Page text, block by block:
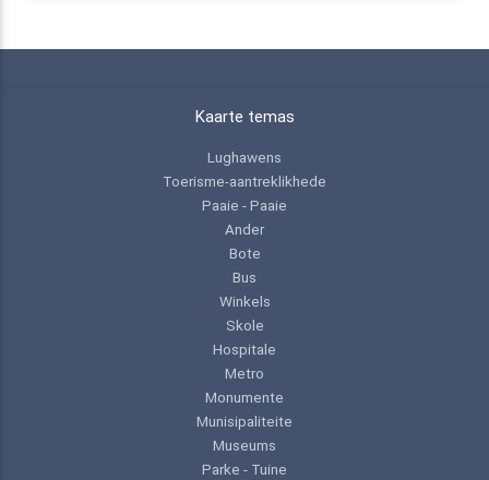
Kaarte temas
Lughawens
Toerisme-aantreklikhede
Paaie - Paaie
Ander
Bote
Bus
Winkels
Skole
Hospitale
Metro
Monumente
Munisipaliteite
Museums
Parke - Tuine